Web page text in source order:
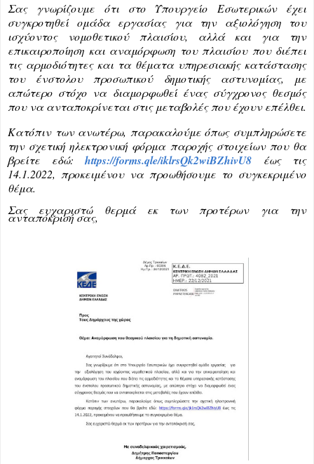
Σας γνωρίζουμε ότι στο Υπουργείο Εσωτερικών έχει
συγκροτηθεί ομάδα εργασίας για την αξιολόγηση του
ισχύοντος νομοθετικού πλαισίου, αλλά και για την
επικαιροποίηση και αναμόρφωση του πλαισίου που διέπει
τις αρμοδιότητες και τα θέματα υπηρεσιακής κατάστασης
του ένστολου προσωπικού δημοτικής αστυνομίας, με
απώτερο στόχο να διαμορφωθεί ένας σύγχρονος θεσμός
που να ανταποκρίνεται στις μεταβολές που έχουν επέλθει.
Κατόπιν των ανωτέρω, παρακαλούμε όπως συμπληρώσετε
την σχετική ηλεκτρονική φόρμα παροχής στοιχείων που θα
βρείτε εδώ: https://forms.qle/iklrsQk2wiBZhivU8
έως τις
14.1.2022, προκειμένου να προωθήσουμε το συγκεκριμένο
θέμα.
Σας ευχαριστώ θερμά εκ των προτέρων για την
ανταπόκρισή σας,